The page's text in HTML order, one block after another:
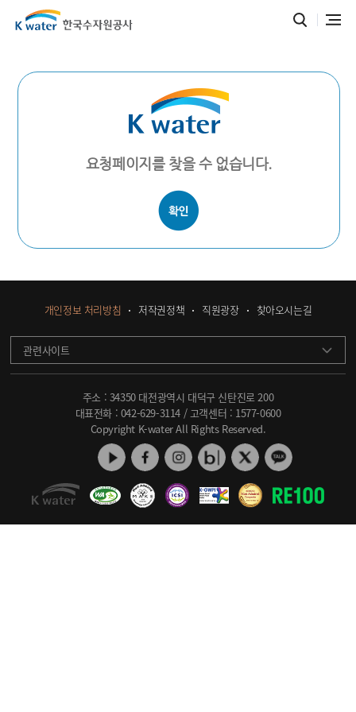
요청페이지를 찾을 수 없습니다.
개인정보 처리방침 저작권정책 직원광장 찾아오시는길
관련사이트
주소 : 34350 대전광역시 대덕구 신탄진로 200
대표전화 : 042-629-3114 / 고객센터 : 1577-0600
Copyright K-water All Rights Reserved.